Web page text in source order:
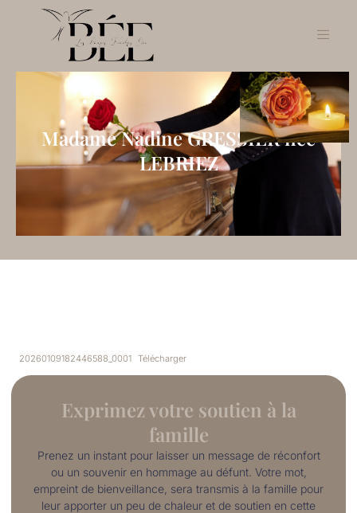
Madame Nadine GRESSIER née
LEBRIEZ
20260109182446588_0001 Télécharger
Exprimez votre soutien à la
famille
Prenez un instant pour laisser un message de réconfort
ou un souvenir en hommage au défunt. Votre mot,
empreint de bienveillance, sera transmis à la famille pour
leur apporter un peu de chaleur et de soutien en cette